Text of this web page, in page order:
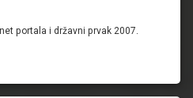
portala i državni prvak 2007.